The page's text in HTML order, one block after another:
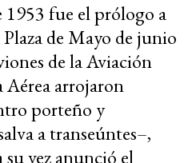
1953 fue el prólogo a
de Mayo de junio
de la Aviación
Aérea arrojaron
porteño y
a transeúntes–,
vez anunció el